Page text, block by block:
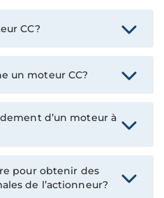
CC?
un moteur CC?
d’un moteur à
pour obtenir des
de l’actionneur?